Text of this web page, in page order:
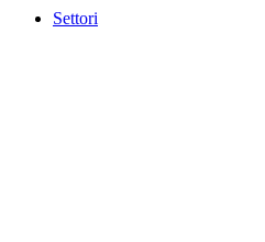
Settori